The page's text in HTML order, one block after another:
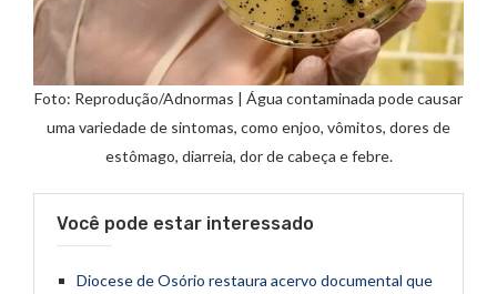
Foto: Reprodução/Adnormas | Água contaminada pode causar
uma variedade de sintomas, como enjoo, vômitos, dores de
estômago, diarreia, dor de cabeça e febre.
Você pode estar interessado
Diocese de Osório restaura acervo documental que